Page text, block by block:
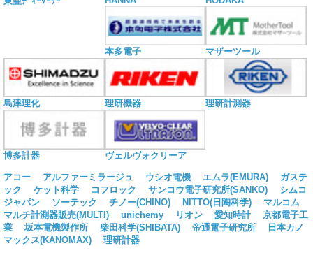
本多電子 マザーツール
島津理化 理研機器 理研計測器
博多計器 ヴェルヴォクリーア
アコー アルファーミラージュ ウシオ電機 エムラ(EMURA)
ガステ
ック
ケット科学 コフロック サンコウ電子研究所(SANKO)
シムコ
ジャパン
ソーテック チノー(CHINO) NITTO(日陶科学)
マルコム
マルチ計測器販売(MULTI)
unichemy リオン 愛知時計
京都電子工
業
坂本電機製作所 柴田科学(SHIBATA) 帝通電子研究所
日本カノ
マックス(KANOMAX)
理研計器